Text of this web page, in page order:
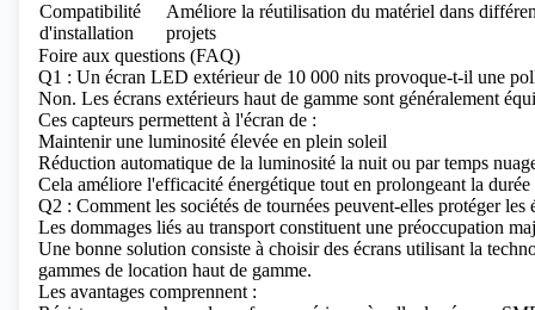
Compatibilité
d'installation
Améliore la réutilisation du matériel dans
projets
Foire aux questions (FAQ)
Q1 : Un écran LED extérieur de 10 000 nits provoque-t-il une
Non. Les écrans extérieurs haut de gamme sont généralement
Ces capteurs permettent à l'écran de :
Maintenir une luminosité élevée en plein soleil
Réduction automatique de la luminosité la nuit ou par temps
Cela améliore l'efficacité énergétique tout en prolongeant la
Q2 : Comment les sociétés de tournées peuvent-elles protéger
Les dommages liés au transport constituent une préoccupation
Une bonne solution consiste à choisir des écrans utilisant la
gammes de location haut de gamme.
Les avantages comprennent :